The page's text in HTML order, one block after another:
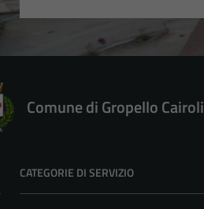
Comune di Gropello Cairoli
CATEGORIE DI SERVIZIO